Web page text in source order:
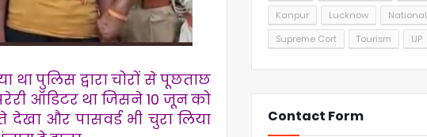
था पुलिस द्वारा चोरों से पूछताछ
ऑडिटर था जिसने 10 जून को
और पासवर्ड भी चुरा लिया
Kanpur
Lucknow National
Supreme Cort
Tourism UP
Contact Form